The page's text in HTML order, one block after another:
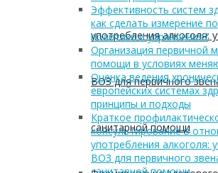
употребления алкоголя:
ВОЗ для первичного
санитарной помощи
Эффективность систем
как сделать измерение
политики и управления?
Организация первичной
помощи в условиях
Оценка ведения
европейских системах
принципы и подходы
Краткое
консультирование в
употребления алкоголя:
ВОЗ для первичного